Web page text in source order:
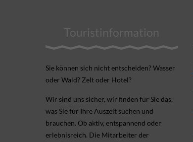
Touristinformation
Sie können sich nicht ent­scheiden? Wasser
oder Wald? Zelt oder Hotel?
Wir sind uns sicher, wir finden für Sie das,
was Sie für Ihre Aus­zeit suchen und
brauchen. Ob aktiv, ent­spannend oder
erlebnis­reich. Die Mitarbeiter der